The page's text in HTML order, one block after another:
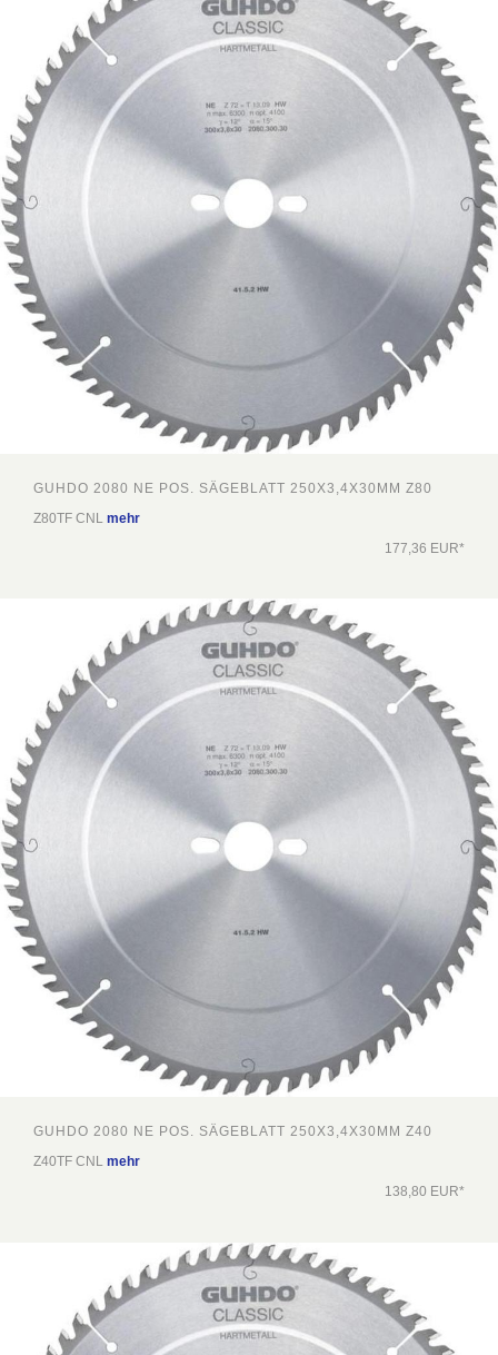
GUHDO 2080 NE POS. SÄGEBLATT 250X3,4X30MM Z80
Z80TF CNL mehr
177,36 EUR*
GUHDO 2080 NE POS. SÄGEBLATT 250X3,4X30MM Z40
Z40TF CNL mehr
138,80 EUR*